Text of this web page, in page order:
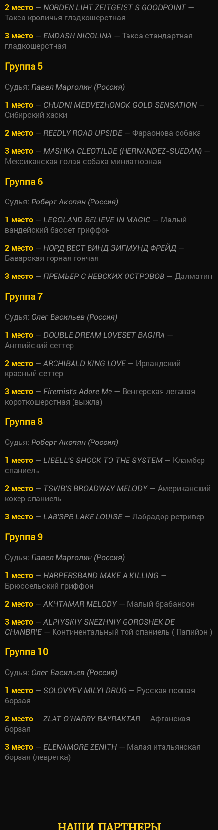
2 место — NORDEN LIHT ZEITGEIST S GOODPOINT—
Такса кроличья гладкошерстная
3 место — EMDASH NICOLINA — Такса стандартная
гладкошерстная
Группа 5
Судья: Павел Марголин (Россия)
1 место — CHUDNI MEDVEZHONOK GOLD SENSATION —
Сибирский хаски
2 место — REEDLY ROAD UPSIDE — Фараонова собака
3 место — MASHKA CLEOTILDE (HERNANDEZ-SUEDAN) —
Мексиканская голая собака миниатюрная
Группа 6
Судья: Роберт Акопян (Россия)
1 место — LEGOLAND BELIEVE IN MAGIC — Малый
вандейский бассет гриффон
2 место — НОРД ВЕСТ ВИНД ЗИГМУНД ФРЕЙД —
Баварская горная гончая
3 место — ПРЕМЬЕР С НЕВСКИХ ОСТРОВОВ — Далматин
Группа 7
Судья: Олег Васильев (Россия)
1 место — DOUBLE DREAM LOVESET BAGIRA —
Английский сеттер
2 место — ARCHIBALD KING LOVE — Ирландский
красный сеттер
3 место — Firemist's Adore Me — Венгерская легавая
короткошерстная (выжла)
Группа 8
Судья: Роберт Акопян (Россия)
1 место — LIBELL'S SHOCK TO THE SYSTEM — Кламбер
спаниель
2 место — TSVIB'S BROADWAY MELODY— Американский
кокер спаниель
3 место — LAB'SPB LAKE LOUISE — Лабрадор ретривер
Группа 9
Судья: Павел Марголин (Россия)
1 место — HARPERSBAND MAKE A KILLING —
Брюссельский гриффон
2 место — AKHTAMAR MELODY— Малый брабансон
3 место — ALPIYSKIY SNEZHNIY GOROSHEK DE
CHANBRIE — Континентальный той спаниель ( Папийон )
Группа 10
Судья: Олег Васильев (Россия)
1 место — SOLOVYEV MILYI DRUG — Русская псовая
борзая
2 место — ZLAT O’HARRY BAYRAKTAR — Афганская
борзая
3 место — ELENAMORE ZENITH — Малая итальянская
борзая (левретка)